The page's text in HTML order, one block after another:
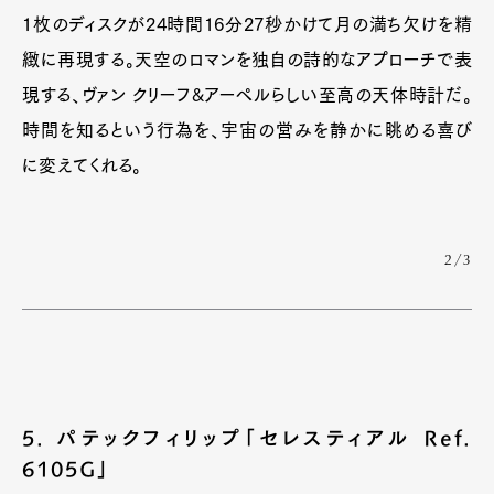
1枚のディスクが24時間16分27秒かけて月の満ち欠けを精
緻に再現する。天空のロマンを独自の詩的なアプローチで表
現する、ヴァン クリーフ&アーペルらしい至高の天体時計だ。
時間を知るという行為を、宇宙の営みを静かに眺める喜び
に変えてくれる。
2/3
5. パテックフィリップ「セレスティアル Ref.
6105G」